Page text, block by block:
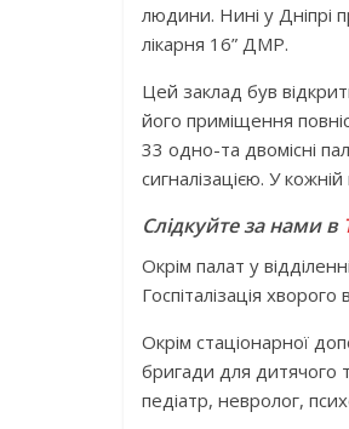
людини. Нині у Дніпрі
лікарня 16” ДМР.
Цей заклад був
його приміщення
33 одно-та двомісні
сигналізацією. У
Слідкуйте за нами в
Окрім палат у
Госпіталізація
Окрім стаціонарної
бригади для дитячого
педіатр, невролог,